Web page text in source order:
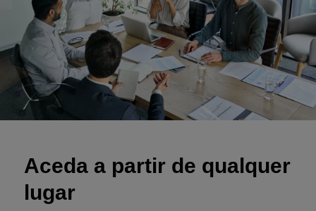
Aceda a partir de qualquer
lugar